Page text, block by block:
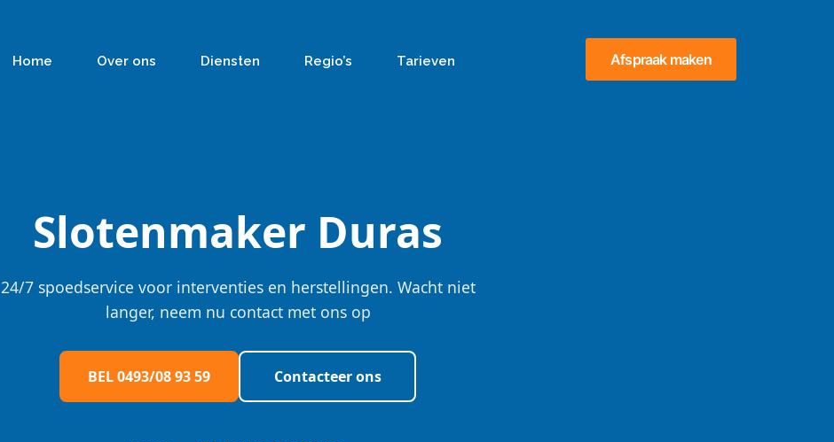
Home Over ons Diensten Regio’s Tarieven Afspraak maken
Slotenmaker Duras
24/7 spoedservice voor interventies en herstellingen. Wacht niet
langer, neem nu contact met ons op
BEL 0493/08 93 59 Contacteer ons